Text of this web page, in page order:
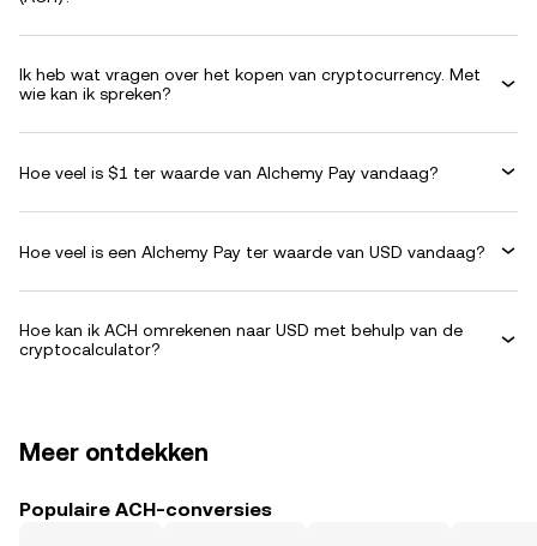
Ik heb wat vragen over het kopen van cryptocurrency. Met
wie kan ik spreken?
Hoe veel is $1 ter waarde van Alchemy Pay vandaag?
Hoe veel is een Alchemy Pay ter waarde van USD vandaag?
Hoe kan ik ACH omrekenen naar USD met behulp van de
cryptocalculator?
Meer ontdekken
Populaire ACH-conversies